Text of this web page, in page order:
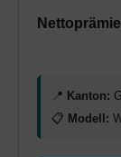
📍 Kanton:
📋 Modell: